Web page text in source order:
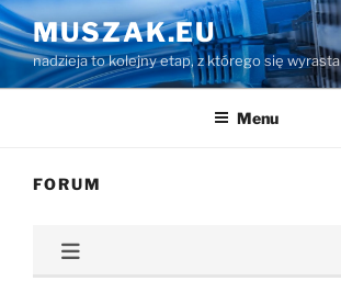
Przejdź
do
treści
MUSZAK.EU
nadzieja to kolejny etap, z którego się wyrasta
Menu
FORUM